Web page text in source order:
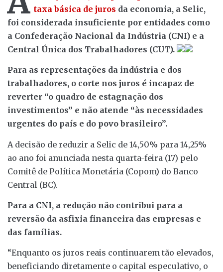
taxa básica de juros da economia, a Selic,
foi considerada insuficiente por entidades como
a Confederação Nacional da Indústria (CNI) e a
Central Única dos Trabalhadores (CUT).
Para as representações da indústria e dos
trabalhadores, o corte nos juros é incapaz de
reverter “o quadro de estagnação dos
investimentos” e não atende “às necessidades
urgentes do país e do povo brasileiro”.
A decisão de reduzir a Selic de 14,50% para 14,25%
ao ano foi anunciada nesta quarta-feira (17) pelo
Comitê de Política Monetária (Copom) do Banco
Central (BC).
Para a CNI, a redução não contribui para a
reversão da asfixia financeira das empresas e
das famílias.
“Enquanto os juros reais continuarem tão elevados,
beneficiando diretamente o capital especulativo, o